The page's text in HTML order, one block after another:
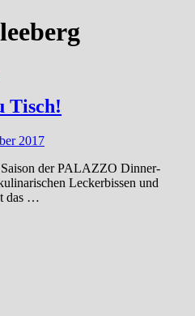
Tisch!
2017
der PALAZZO Dinner-
Leckerbissen und
das …